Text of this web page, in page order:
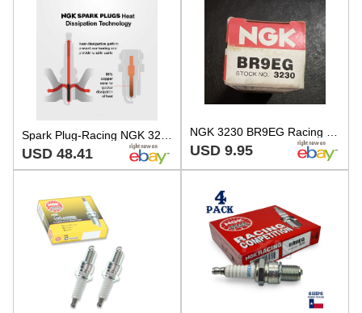
USD 48.41 USD 9.95